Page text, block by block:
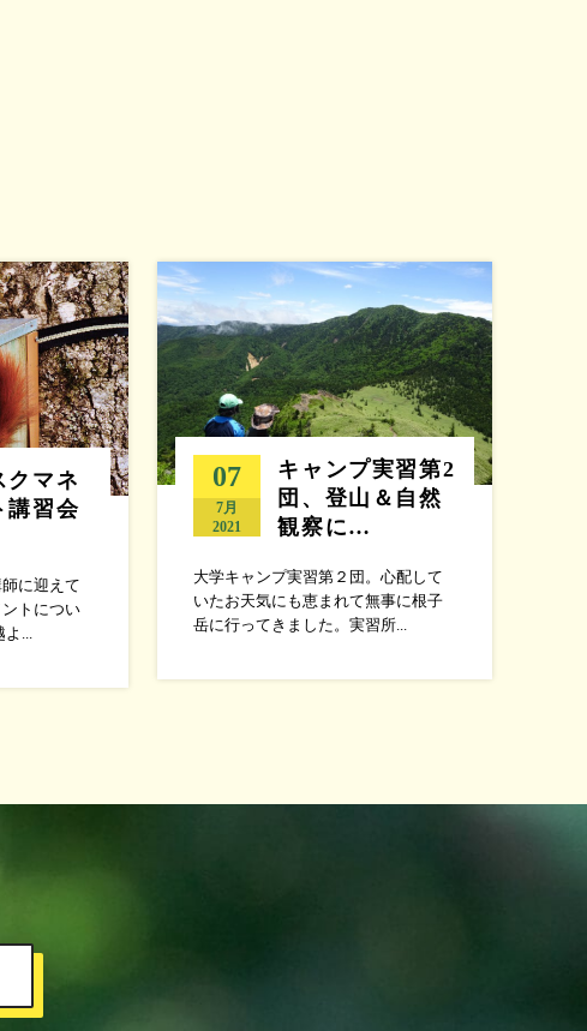
クマネ
講習会
に迎えて
トについ
よ...
07
7月
2021
キャンプ実習第2
団、登山＆自然
観察に…
大学キャンプ実習第２団。心配して
いたお天気にも恵まれて無事に根子
岳に行ってきました。実習所...